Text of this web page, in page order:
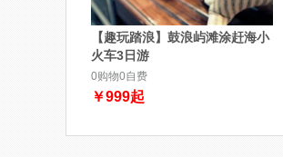
【趣玩踏浪】鼓浪屿滩涂赶海小
火车3日游
0购物0自费
￥999起